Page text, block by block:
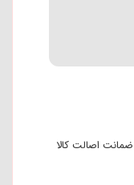
ضمانت اصالت کالا